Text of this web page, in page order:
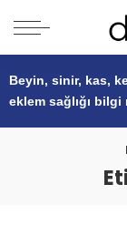
Beyin, sinir, kas,
eklem sağlığı bilgi